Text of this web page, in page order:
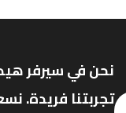
نحن في سيرفر
تجربتنا فريدة.